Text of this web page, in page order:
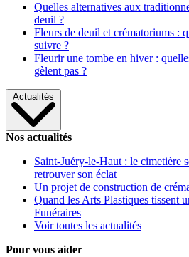
Quelles alternatives aux
deuil ?
Fleurs de deuil et crématoriums :
suivre ?
Fleurir une tombe en hiver :
gèlent pas ?
Actualités
Nos actualités
Saint-Juéry-le-Haut : le cimetière
retrouver son éclat
Un projet de construction de
Quand les Arts Plastiques tissent
Funéraires
Voir toutes les actualités
Pour vous aider